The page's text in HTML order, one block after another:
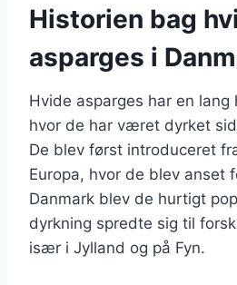
Historien bag
asparges i
Hvide asparges har en lang
hvor de har været dyrket
De blev først introduceret
Europa, hvor de blev anset
Danmark blev de hurtigt
dyrkning spredte sig til
især i Jylland og på Fyn.